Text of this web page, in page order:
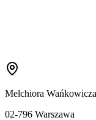
Melchiora Wańkowicza
02-796 Warszawa